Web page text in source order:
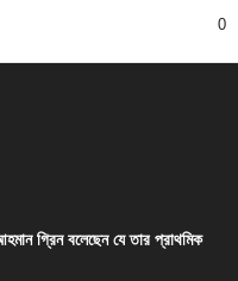
0
গ্রিন বলেছেন যে তার প্রাথমিক